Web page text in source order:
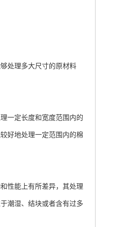
处理多大尺寸的原材料
一定长度和宽度范围内的
好地处理一定范围内的棉
性能上有所差异，其处理
潮湿、结块或者含有过多